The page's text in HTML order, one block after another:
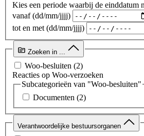
Kies een periode waarbij de einddatum
vanaf (dd/mm/jjjj)
tot en met (dd/mm/jjjj)
Zoeken in ...
Woo-besluiten (2)
Reacties op Woo-verzoeken
Subcategorieën van "Woo-besluiten"
Documenten (2)
Verantwoordelijke bestuursorganen